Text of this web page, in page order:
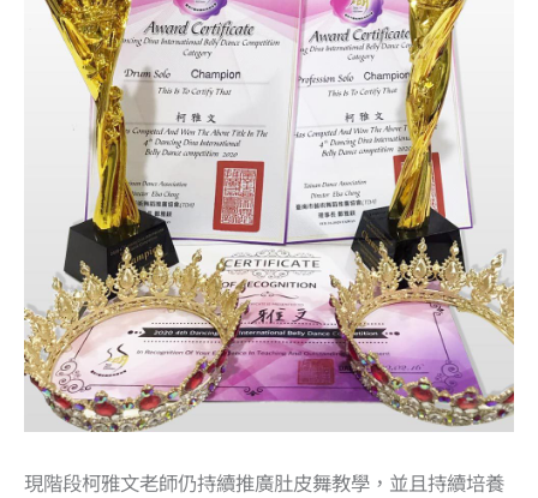
現階段柯雅文老師仍持續推廣肚皮舞教學，並且持續培養